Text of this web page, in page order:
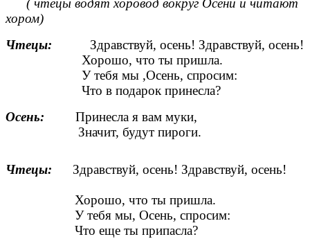
( чтецы водят хоровод вокруг Осени и читают
хором)
Чтецы:
Здравствуй, осень! Здравствуй, осень!
Хорошо, что ты пришла.
У тебя мы ,Осень, спросим:
Что в подарок принесла?
Осень:
Принесла я вам муки,
Значит, будут пироги.
Чтецы: Здравствуй, осень! Здравствуй, осень!
Хорошо, что ты пришла.
У тебя мы, Осень, спросим:
Что еще ты припасла?